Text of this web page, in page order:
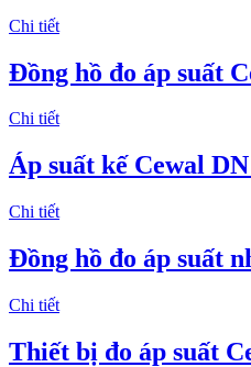
Chi tiết
Đồng hồ đo áp suất
Chi tiết
Áp suất kế Cewal
Chi tiết
Đồng hồ đo áp suất
Chi tiết
Thiết bị đo áp suất